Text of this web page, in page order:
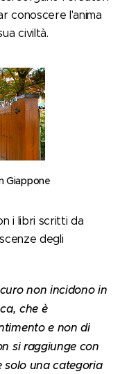
conoscere l'anima
civiltà.
Giappone
i libri scritti da
degli
non incidono in
che è
e non di
si raggiunge con
solo una categoria